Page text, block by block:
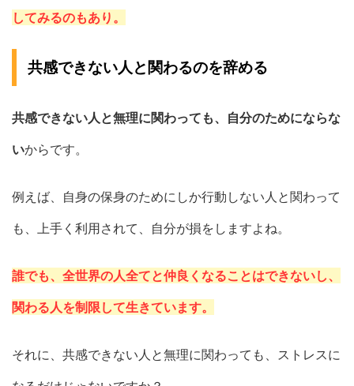
してみるのもあり。
共感できない人と関わるのを辞める
共感できない人と無理に関わっても、自分のためにならな
いからです。
例えば、自身の保身のためにしか行動しない人と関わって
も、上手く利用されて、自分が損をしますよね。
誰でも、全世界の人全てと仲良くなることはできないし、
関わる人を制限して生きています。
それに、共感できない人と無理に関わっても、ストレスに